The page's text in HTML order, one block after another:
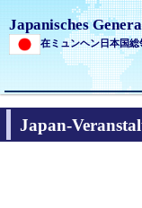
Japanisches
在ミュンヘン日本国総
Japan-